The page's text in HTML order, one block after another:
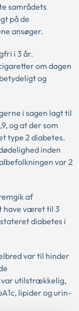
samrådets
på de
ansøger.
i 3 år.
om dagen
og
i sagen lagt til
og at der som
type 2 diabetes.
inden
var 2
af
have været til 3
diabetes i
var til hinder
utilstrækkelig,
lipider og urin-